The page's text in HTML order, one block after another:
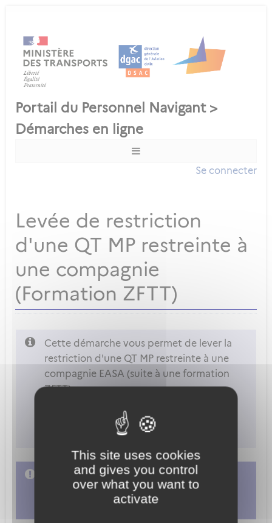
This site uses cookies
and gives you control
over what you want to
activate
Se connecter
Levée de restriction
d'une QT MP restreinte à
une compagnie
(Formation ZFTT)
Cette démarche vous permet de lever la
restriction d'une QT MP restreinte à une
compagnie EASA (suite à une formation
ZFTT).
Les compagnies non EASA ne sont pas
L'accès à cette démarche ne vous est pas
autorisé. Afin d'y avoir accès, vous devez
vous connecterouvous créer un compte